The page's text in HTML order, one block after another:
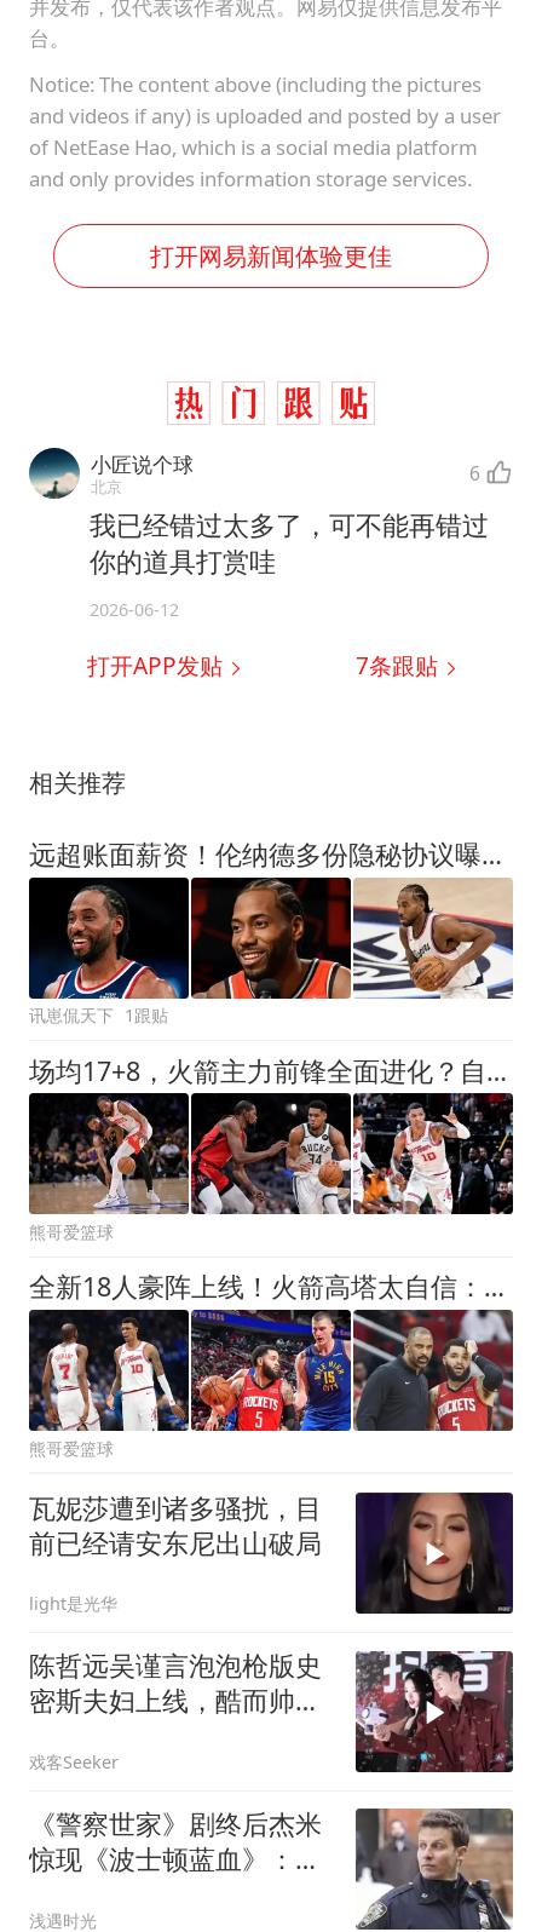
并发布，仅代表该作者观点。网易仅提供信息发布平
台。
Notice: The content above (including the pictures
and videos if any) is uploaded and posted by a user
of NetEase Hao, which is a social media platform
and only provides information storage services.
打开网易新闻体验更佳
小匠说个球
北京 6
我已经错过太多了，可不能再错过
你的道具打赏哇
2026-06-12
打开APP发贴 7条跟贴
相关推荐
远超账面薪资！伦纳德多份隐秘协议曝光，快船深陷联盟调查风波
讯崽侃天下 1跟贴
场均17+8，火箭主力前锋全面进化？自夸从1防到5，兼具3项进攻技能
熊哥爱篮球
全新18人豪阵上线！火箭高塔太自信：防守再升级，5个位置碾压对手
熊哥爱篮球
瓦妮莎遭到诸多骚扰，目
前已经请安东尼出山破局
light是光华
陈哲远吴谨言泡泡枪版史
密斯夫妇上线，酷而帅
戏客Seeker
《警察世家》剧终后杰米
惊现《波士顿蓝血》：埃
浅遇时光